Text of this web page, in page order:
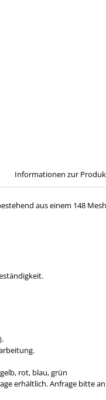
Informationen zur
aus einem 148
rot, blau, grün
erhältlich. Anfrage bitte an